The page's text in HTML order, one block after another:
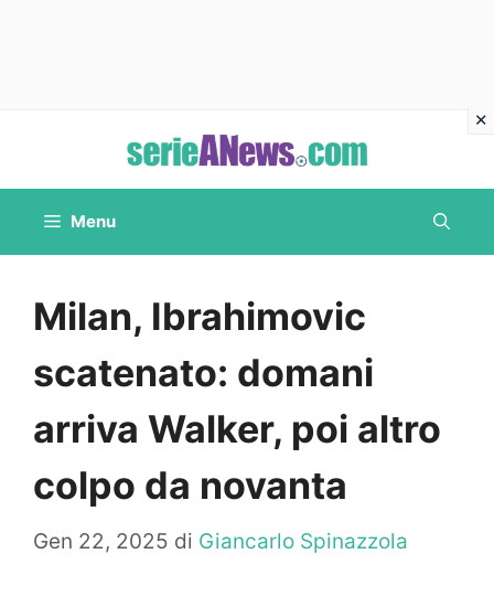
contenuto
Menu
Milan, Ibrahimovic
scatenato: domani
arriva Walker, poi altro
colpo da novanta
Gen 22, 2025 di Giancarlo Spinazzola